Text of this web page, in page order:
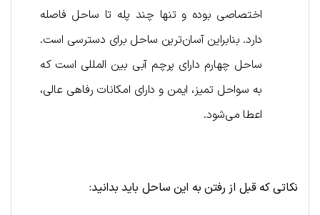
اختصاصی بوده و تنها چند پله تا ساحل فاصله
دارد. بنابراین آسان‌ترین ساحل برای دسترسی است.
ساحل چهارم دارای پرچم آبی بین المللی است که
به سواحل تمیز، ایمن و دارای امکانات رفاهی عالی،
اعطا می‌شود.
نکاتیکه قبل از رفتن به این ساحل باید بدانید: